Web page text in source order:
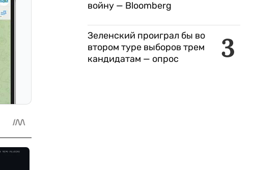
войну — Bloomberg
3
Зеленский проиграл бы во
втором туре выборов трем
кандидатам — опрос